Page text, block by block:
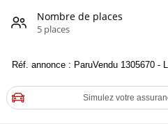
Nombre de places
5 places
Réf. annonce : ParuVendu 1305670 -
Simulez votre